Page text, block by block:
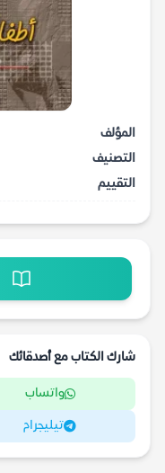
المؤلف
التصنيف
التقييم
شارك الكتاب مع أصدقائك
واتساب
تيليجرام